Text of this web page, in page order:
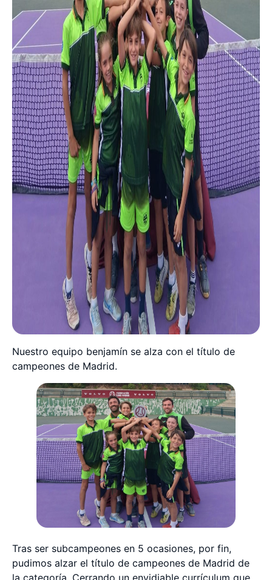
Nuestro equipo benjamín se alza con el título de
campeones de Madrid.
Tras ser subcampeones en 5 ocasiones, por fin,
pudimos alzar el título de campeones de Madrid de